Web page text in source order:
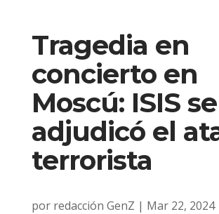
Tragedia en
concierto en
Moscú: ISIS se
adjudicó el
terrorista
por redacción GenZ | Mar 22, 2024